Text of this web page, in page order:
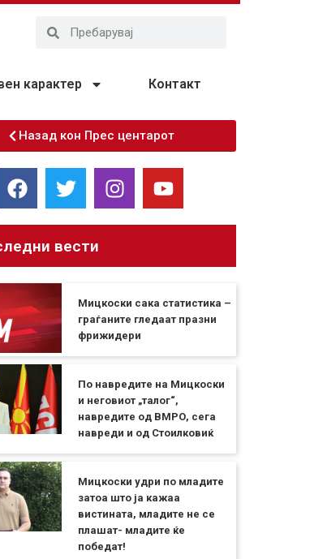
карактер Контакт
Назад кон Прес центарот
вести
Мицкоски сака статистика –
граѓаните гледаат празни
фрижидери
По навредите на Мицкоски
и неговиот „талог“,
навредите од ВМРО, сега
навреди и од Стоилковиќ
Мицкоски удри по младите
затоа што ја кажаа
вистината, младите не се
плашат- младите ќе
победат!